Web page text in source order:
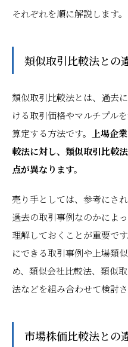
それぞれを順に解説します。
類似取引比較法との
類似取引比較法とは、過去
ける取引価格やマルチプル
算定する方法です。
上場企
較法に対し、類似取引比較
点が異なります。
売り手としては、参考にさ
過去の取引事例なのかによ
理解しておくことが重要で
にできる取引事例や上場類
め、類似会社比較法、類似
法などを組み合わせて検討
市場株価比較法との